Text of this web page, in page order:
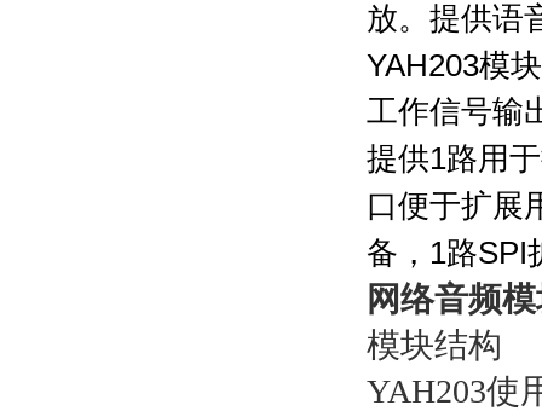
放。提供语
YAH203模
工作信号输
提供1路用
口便于扩展
备， 1路SPI
网络音频
模块结构
YAH203使